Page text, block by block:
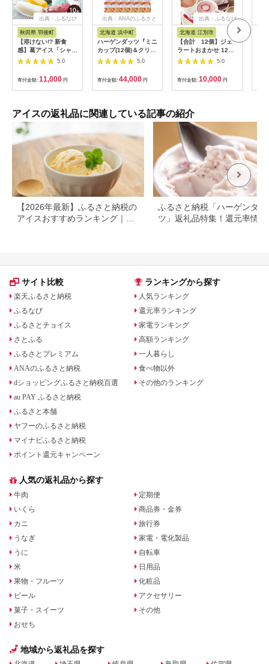
出典：ふるなび
秋田県 羽後町
【溶けない!? 新食
感】葛アイス「シャリ
ぷる」10本セット ひ
んやり、ぷるぷる、夏
のデザート ［菓子舗
木村屋］【 お菓子 ス
イーツ ぷるぷる いち
ラムネ 宇治 抹茶 チョ
コ ぶどう 夏 秋田 羽
後 】
5.0
寄付金額: 11,000 円
出典：ANAのふるさと
北海道 浜中町
ハーゲンダッツ『ミニ
カップ(12個)＆クリス
ピーサンド(12個)セッ
ト』アイスクリーム
アイス スイーツ デザ
ート_H0016-135
5.0
寄付金額: 44,000 円
出典：ふるなび
北海道 江別市
【合計 12個】ジェ
ラートおまかせ 12個
セット EB8-0291
5.0
寄付金額: 10,000 円
アイスの返礼品に関連している記事の紹介
【2026年最新】ふるさと納税の
アイスおすすめランキング｜還
ふるさと納税「ハーゲンダッ
ツ」返礼品特集！還元率情報
サイト比較
楽天ふるさと納税
ふるなび
ふるさとチョイス
さとふる
ふるさとプレミアム
ANAのふるさと納税
dショッピングふるさと納税百選
au PAY ふるさと納税
ふるさと本舗
ヤフーのふるさと納税
マイナビふるさと納税
ポイント還元キャンペーン
ランキングから探す
人気ランキング
還元率ランキング
家電ランキング
高額ランキング
一人暮らし
食べ物以外
その他のランキング
人気の返礼品から探す
牛肉
いくら
カニ
うなぎ
うに
米
果物・フルーツ
ビール
菓子・スイーツ
おせち
定期便
商品券・金券
旅行券
家電・電化製品
自転車
日用品
化粧品
アクセサリー
その他
地域から返礼品を探す